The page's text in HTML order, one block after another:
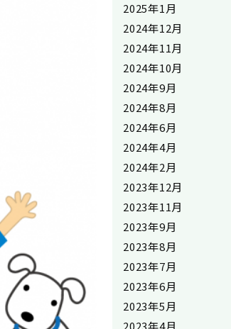
2025年1月
2024年12月
2024年11月
2024年10月
2024年9月
2024年8月
2024年6月
2024年4月
2024年2月
2023年12月
2023年11月
2023年9月
2023年8月
2023年7月
2023年6月
2023年5月
2023年4月